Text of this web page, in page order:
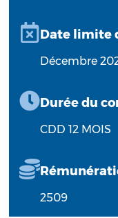
Date limite
Décembre
Durée du
CDD 12 MOIS
2509